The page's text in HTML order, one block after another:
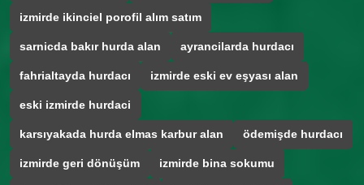
izmirde ikinciel porofil alım satım
sarnicda bakır hurda alan ayrancilarda hurdacı
fahrialtayda hurdacı izmirde eski ev eşyası alan
eski izmirde hurdaci
karsıyakada hurda elmas karbur alan ödemişde hurdacı
izmirde geri dönüşüm izmirde bina sokumu